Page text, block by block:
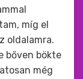
míg el
oldalamra.
bőven bökte
még